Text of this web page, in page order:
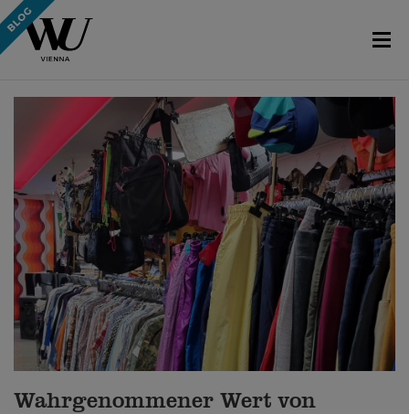
Wahrgenommener Wert von